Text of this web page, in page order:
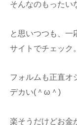
そんなのもったい
と思いつつも、一
サイトでチェック。
フォルムも正直オ
デカい(＾ω＾)
楽そうだけどお金